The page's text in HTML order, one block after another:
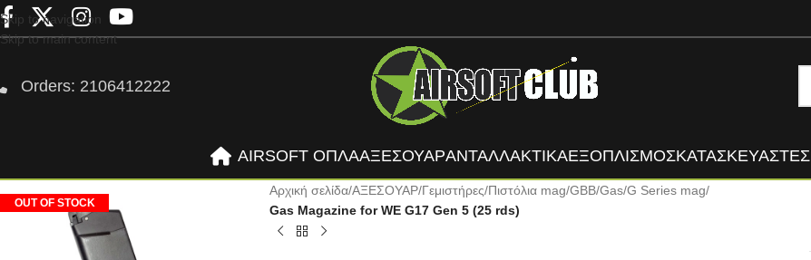
Skip to navigation
Skip to main content
Orders: 2106412222
AIRSOFT ΟΠΛΑΑΞΕΣΟΥΑΡΑΝΤΑΛΛΑΚΤΙΚΑΕΞΟΠΛΙΣΜΟΣΚΑΤΑΣΚΕΥΑΣΤΈΣ
OUT OF STOCK
Αρχική σελίδα/ΑΞΕΣΟΥΑΡ/Γεμιστήρες/Πιστόλια mag/GBB/Gas/G Series mag/
Gas Magazine for WE G17 Gen 5 (25 rds)